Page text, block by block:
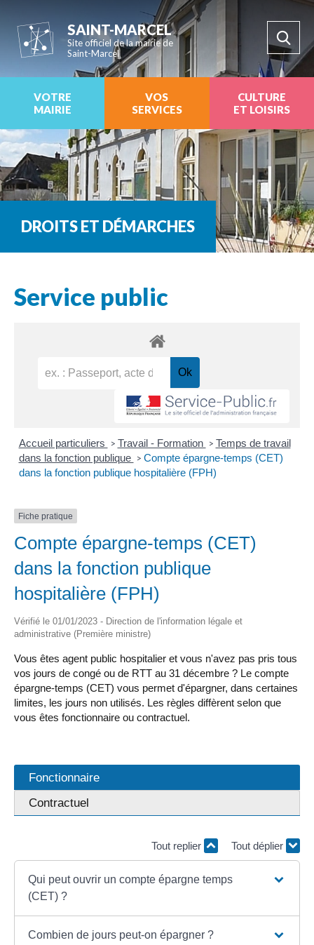
SAINT-MARCEL
Site officiel de la mairie de
Saint-Marcel
VOTRE
MAIRIE
VOS
SERVICES
CULTURE
ET LOISIRS
DROITS ET DÉMARCHES
Service public
Accueil particuliers > Travail - Formation > Temps de travail
dans la fonction publique > Compte épargne-temps (CET)
dans la fonction publique hospitalière (FPH)
Fiche pratique
Compte épargne-temps (CET)
dans la fonction publique
hospitalière (FPH)
Vérifié le 01/01/2023 - Direction de l'information légale et
administrative (Première ministre)
Vous êtes agent public hospitalier et vous n'avez pas pris tous
vos jours de congé ou de RTT au 31 décembre ? Le compte
épargne-temps (CET) vous permet d'épargner, dans certaines
limites, les jours non utilisés. Les règles diffèrent selon que
vous êtes fonctionnaire ou contractuel.
Fonctionnaire
Contractuel
Tout replier Tout déplier
Qui peut ouvrir un compte épargne temps
(CET) ?
Combien de jours peut-on épargner ?